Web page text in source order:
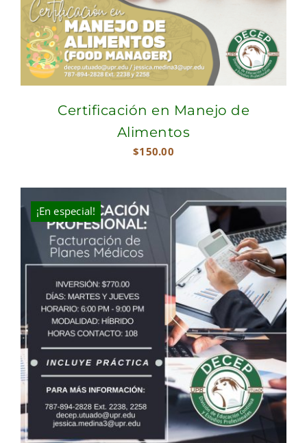
Certificación en Manejo de
Alimentos
$150.00
¡En especial!